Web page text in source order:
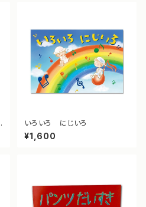
いろいろ にじいろ
¥1,600